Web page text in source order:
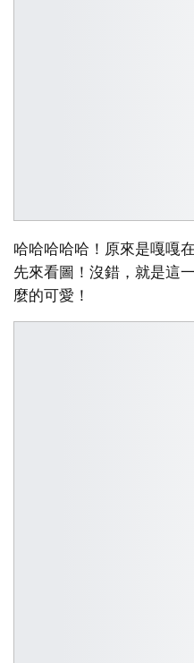
哈哈哈哈哈！原來是嘎嘎
先來看圖！沒錯，就是這
麼的可愛！